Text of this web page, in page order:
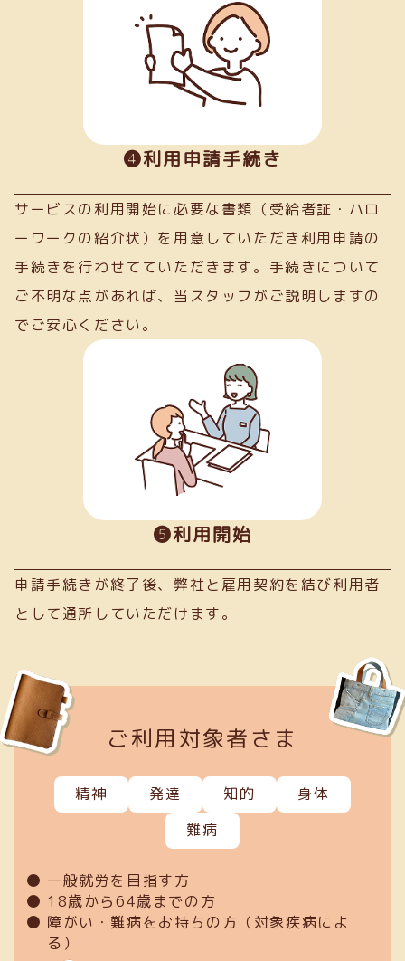
➍利用申請手続き
サービスの利用開始に必要な書類（受給者証・ハロ
ーワークの紹介状）を用意していただき利用申請の
手続きを行わせてていただきます。手続きについて
ご不明な点があれば、当スタッフがご説明しますの
でご安心ください。
❺利用開始
申請手続きが終了後、弊社と雇用契約を結び利用者
として通所していただけます。
ご利用対象者さま
精神 発達 知的
身体
難病
一般就労を目指す方
18歳から64歳までの方
障がい・難病をお持ちの方（対象疾病によ
る）